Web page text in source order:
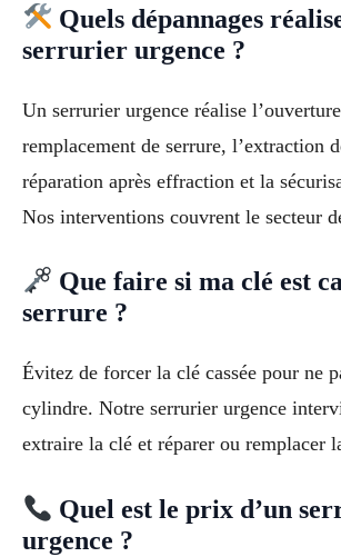
Quels dépannages
serrurier urgence ?
Un serrurier urgence réalise
remplacement de serrure, l’extraction
réparation après effraction et la
Nos interventions couvrent le secteur
Que faire si ma clé est
serrure ?
Évitez de forcer la clé cassée pour ne
cylindre. Notre serrurier urgence
extraire la clé et réparer ou remplacer
Quel est le prix d’un
urgence ?